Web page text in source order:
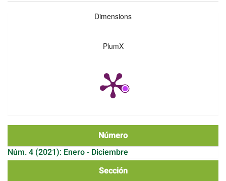
Dimensions
PlumX
Número
Núm. 4 (2021): Enero - Diciembre
Sección